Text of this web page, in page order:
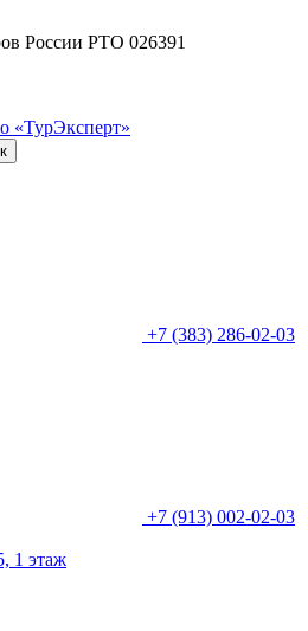
России РТО 026391
+7 (383) 286-02-03
+7 (913) 002-02-03
1 этаж